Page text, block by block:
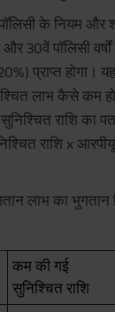
के नियम और
30वें पॉलिसी
प्राप्त
लाभ कैसे कम
राशि का
राशि x
लाभ का भुगतान
कम की गई
सुनिश्चित राशि